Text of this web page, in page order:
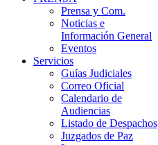
Prensa y Com.
Noticias e
Información General
Eventos
Servicios
Guías Judiciales
Correo Oficial
Calendario de
Audiencias
Listado de Despachos
Juzgados de Paz